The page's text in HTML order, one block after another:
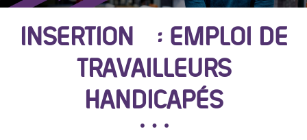
INSERTION : EMPLOI DE
TRAVAILLEURS
HANDICAPÉS